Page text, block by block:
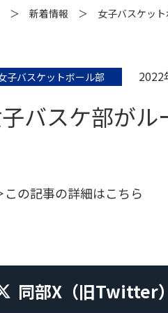
新着情報 女子バスケッ
子バスケットボール部 2022
バスケ部が
この記事の詳細はこちら
同部X（旧Twitter）